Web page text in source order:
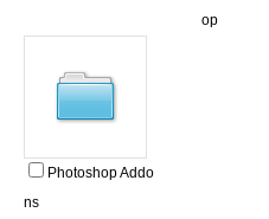
op
Photoshop Addo
ns